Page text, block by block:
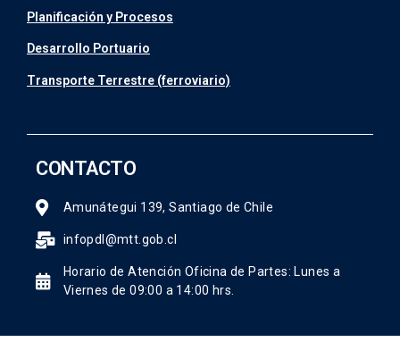
Planificación y Procesos
Desarrollo Portuario
Transporte Terrestre (ferroviario)
CONTACTO
Amunátegui 139, Santiago de Chile
infopdl@mtt.gob.cl
Horario de Atención Oficina de Partes: Lunes a
Viernes de 09:00 a 14:00 hrs.